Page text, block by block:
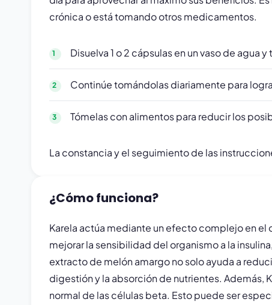
crónica o está tomando otros medicamentos.
Disuelva 1 o 2 cápsulas en un vaso de agua
Continúe tomándolas diariamente para
Tómelas con alimentos para reducir los
La constancia y el seguimiento de las
¿Cómo funciona?
Karela actúa mediante un efecto complejo en
mejorar la sensibilidad del organismo a la
extracto de melón amargo no solo ayuda a
digestión y la absorción de nutrientes. Además,
normal de las células beta. Esto puede ser